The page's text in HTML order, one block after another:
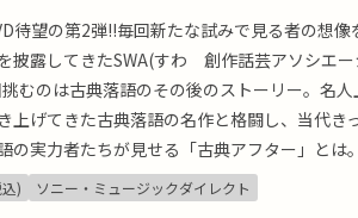
待望の第2弾!!毎回新たな試みで見る者の想像
披露してきたSWA(すわ 創作話芸アソシエー
むのは古典落語のその後のストーリー。名人
上げてきた古典落語の名作と格闘し、当代き
の実力者たちが見せる「古典アフター」とは。
) ソニー・ミュージックダイレクト